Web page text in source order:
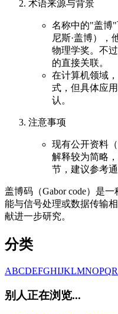
术语来源与背景
名称中的"盖博"
尼斯·盖博），
物理学奖。不
的直接关联。
在计算机领域
式，但具体应
认。
注意事项
现有公开资料
解释较为简略
节，建议参考
盖博码（Gabor code）是
能与信号处理或数据传输
献进一步研究。
分类
ABCDEFGHIJKLMNOPQR
别人正在浏览...